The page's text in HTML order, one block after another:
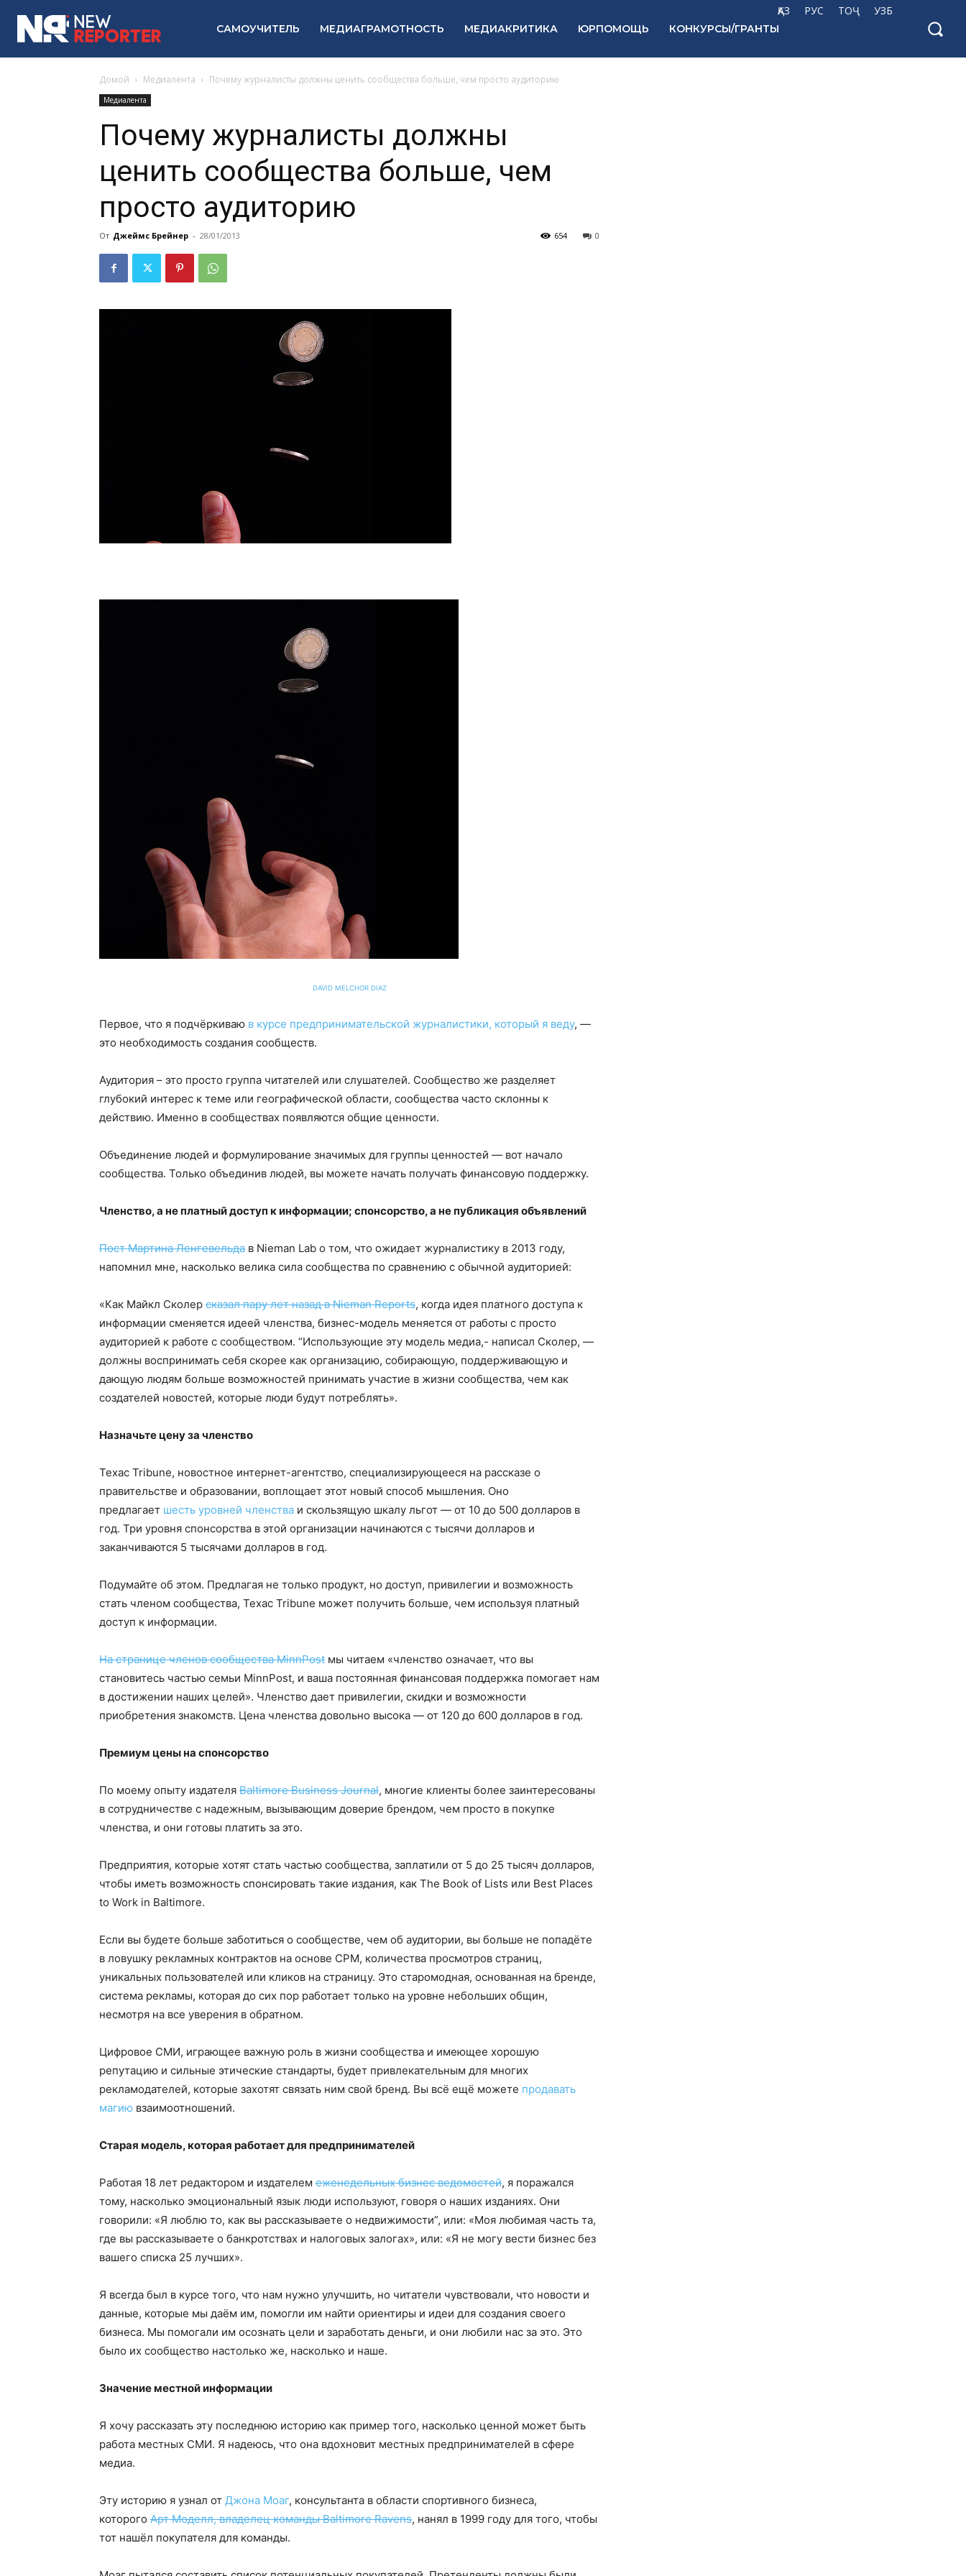
ҚАЗ РУС ТОҶ УЗБ
САМОУЧИТЕЛЬ МЕДИАГРАМОТНОСТЬ МЕДИАКРИТИКА ЮРПОМОЩЬ КОНКУРСЫ/ГРАНТЫ
Домой Медиалента Почему журналисты должны ценить сообщества больше, чем просто аудиторию
Медиалента
Почему журналисты должны
ценить сообщества больше, чем
просто аудиторию
От Джеймс Брейнер - 28/01/2013 0
654
DAVID MELCHOR DIAZ
Первое, что я подчёркиваю в курсе предпринимательской журналистики, который я веду, —
это необходимость создания сообществ.
Аудитория – это просто группа читателей или слушателей. Сообщество же разделяет
глубокий интерес к теме или географической области, сообщества часто склонны к
действию. Именно в сообществах появляются общие ценности.
Объединение людей и формулирование значимых для группы ценностей — вот начало
сообщества. Только объединив людей, вы можете начать получать финансовую поддержку.
Членство, а не платный доступ к информации; спонсорство, а не публикация объявлений
Пост Мартина Ленгевельда в Nieman Lab о том, что ожидает журналистику в 2013 году,
напомнил мне, насколько велика сила сообщества по сравнению с обычной аудиторией:
«Как Майкл Сколер сказал пару лет назад в Nieman Reports, когда идея платного доступа к
информации сменяется идеей членства, бизнес-модель меняется от работы с просто
аудиторией к работе с сообществом. “Использующие эту модель медиа,- написал Сколер, —
должны воспринимать себя скорее как организацию, собирающую, поддерживающую и
дающую людям больше возможностей принимать участие в жизни сообщества, чем как
создателей новостей, которые люди будут потреблять».
Назначьте цену за членство
Техас Tribune, новостное интернет-агентство, специализирующееся на рассказе о
правительстве и образовании, воплощает этот новый способ мышления. Оно
предлагает шесть уровней членства и скользящую шкалу льгот — от 10 до 500 долларов в
год. Три уровня спонсорства в этой организации начинаются с тысячи долларов и
заканчиваются 5 тысячами долларов в год.
Подумайте об этом. Предлагая не только продукт, но доступ, привилегии и возможность
стать членом сообщества, Техас Tribune может получить больше, чем используя платный
доступ к информации.
На странице членов сообщества MinnPost мы читаем «членство означает, что вы
становитесь частью семьи MinnPost, и ваша постоянная финансовая поддержка помогает нам
в достижении наших целей». Членство дает привилегии, скидки и возможности
приобретения знакомств. Цена членства довольно высока — от 120 до 600 долларов в год.
Премиум цены на спонсорство
По моему опыту издателя Baltimore Business Journal, многие клиенты более заинтересованы
в сотрудничестве с надежным, вызывающим доверие брендом, чем просто в покупке
членства, и они готовы платить за это.
Предприятия, которые хотят стать частью сообщества, заплатили от 5 до 25 тысяч долларов,
чтобы иметь возможность спонсировать такие издания, как The Book of Lists или Best Places
to Work in Baltimore.
Если вы будете больше заботиться о сообществе, чем об аудитории, вы больше не попадёте
в ловушку рекламных контрактов на основе CPM, количества просмотров страниц,
уникальных пользователей или кликов на страницу. Это старомодная, основанная на бренде,
система рекламы, которая до сих пор работает только на уровне небольших общин,
несмотря на все уверения в обратном.
Цифровое СМИ, играющее важную роль в жизни сообщества и имеющее хорошую
репутацию и сильные этические стандарты, будет привлекательным для многих
рекламодателей, которые захотят связать ним свой бренд. Вы всё ещё можете продавать
магию взаимоотношений.
Старая модель, которая работает для предпринимателей
Работая 18 лет редактором и издателем еженедельных бизнес ведомостей, я поражался
тому, насколько эмоциональный язык люди используют, говоря о наших изданиях. Они
говорили: «Я люблю то, как вы рассказываете о недвижимости”, или: «Моя любимая часть та,
где вы рассказываете о банкротствах и налоговых залогах», или: «Я не могу вести бизнес без
вашего списка 25 лучших».
Я всегда был в курсе того, что нам нужно улучшить, но читатели чувствовали, что новости и
данные, которые мы даём им, помогли им найти ориентиры и идеи для создания своего
бизнеса. Мы помогали им осознать цели и заработать деньги, и они любили нас за это. Это
было их сообщество настолько же, насколько и наше.
Значение местной информации
Я хочу рассказать эту последнюю историю как пример того, насколько ценной может быть
работа местных СМИ. Я надеюсь, что она вдохновит местных предпринимателей в сфере
медиа.
Эту историю я узнал от Джона Моаг, консультанта в области спортивного бизнеса,
которого Арт Моделл, владелец команды Baltimore Ravens, нанял в 1999 году для того, чтобы
тот нашёл покупателя для команды.